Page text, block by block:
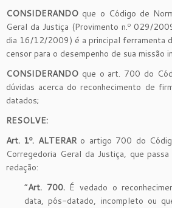
CONSIDERANDO que o Código de
Geral da Justiça (Provimento n.º 029/
dia 16/12/2009) é a principal ferramenta
censor para o desempenho de sua missão
CONSIDERANDO que o art. 700 do
dúvidas acerca do reconhecimento de
datados;
RESOLVE:
Art. 1º. ALTERARo artigo 700 do
Corregedoria Geral da Justiça, que
redação:
“Art. 700.É vedado o
data, pós-datado, incompleto ou